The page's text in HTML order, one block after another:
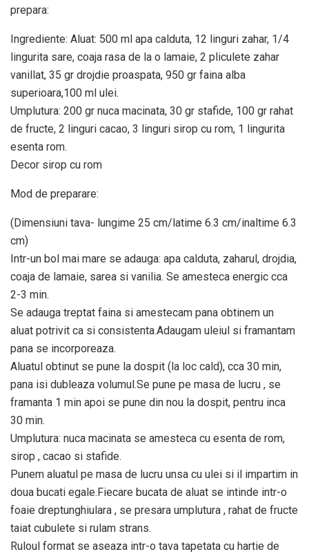
prepara:
Ingrediente: Aluat: 500 ml apa calduta, 12 linguri zahar, 1/4
lingurita sare, coaja rasa de la o lamaie, 2 pliculete zahar
vanillat, 35 gr drojdie proaspata, 950 gr faina alba
superioara,100 ml ulei.
Umplutura: 200 gr nuca macinata, 30 gr stafide, 100 gr rahat
de fructe, 2 linguri cacao, 3 linguri sirop cu rom, 1 lingurita
esenta rom.
Decor sirop cu rom
Mod de preparare:
(Dimensiuni tava- lungime 25 cm/latime 6.3 cm/inaltime 6.3
cm)
Intr-un bol mai mare se adauga: apa calduta, zaharul, drojdia,
coaja de lamaie, sarea si vanilia. Se amesteca energic cca
2-3 min.
Se adauga treptat faina si amestecam pana obtinem un
aluat potrivit ca si consistenta.Adaugam uleiul si framantam
pana se incorporeaza.
Aluatul obtinut se pune la dospit (la loc cald), cca 30 min,
pana isi dubleaza volumul.Se pune pe masa de lucru , se
framanta 1 min apoi se pune din nou la dospit, pentru inca
30 min.
Umplutura: nuca macinata se amesteca cu esenta de rom,
sirop , cacao si stafide.
Punem aluatul pe masa de lucru unsa cu ulei si il impartim in
doua bucati egale.Fiecare bucata de aluat se intinde intr-o
foaie dreptunghiulara , se presara umplutura , rahat de fructe
taiat cubulete si rulam strans.
Ruloul format se aseaza intr-o tava tapetata cu hartie de